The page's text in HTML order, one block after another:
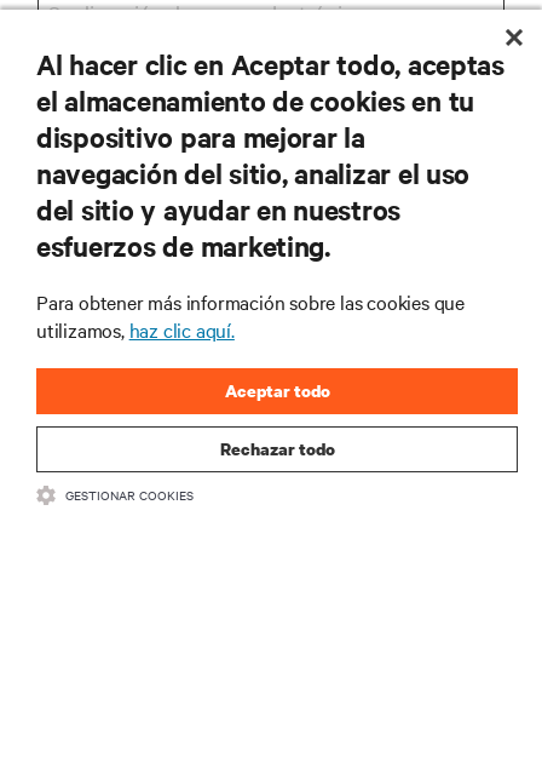
REGISTRARSE
RECURSOS
SOPORTE
CORPORATIVO
Al hacer clic en Aceptar todo, aceptas
el almacenamiento de cookies en tu
dispositivo para mejorar la
navegación del sitio, analizar el uso
del sitio y ayudar en nuestros
esfuerzos de marketing.
Para obtener más información sobre las cookies que
utilizamos, haz clic aquí.
Rechazar todo
Aceptar todo
GESTIONAR COOKIES